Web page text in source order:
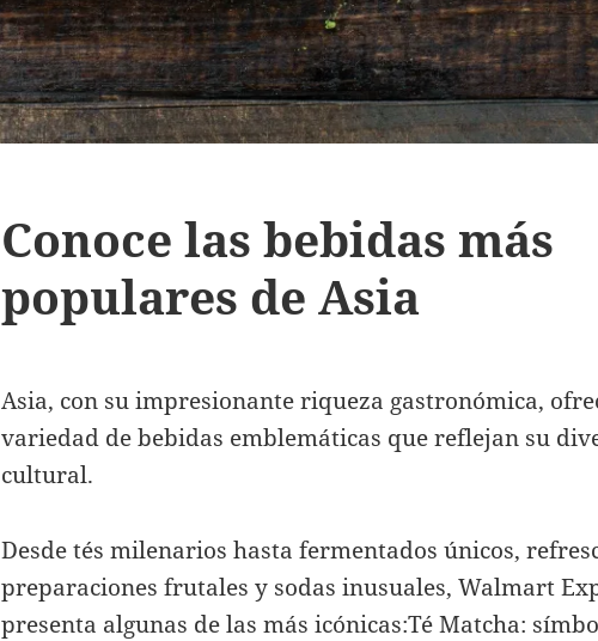
Conoce las bebidas más
populares de Asia
Asia, con su impresionante riqueza gastronómica,
variedad de bebidas emblemáticas que reflejan su
cultural.
Desde tés milenarios hasta fermentados únicos,
preparaciones frutales y sodas inusuales, Walmart
presenta algunas de las más icónicas:Té Matcha: